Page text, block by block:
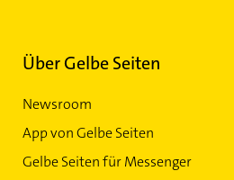
Über Gelbe Seiten
Newsroom
App von Gelbe Seiten
Gelbe Seiten für Messenger